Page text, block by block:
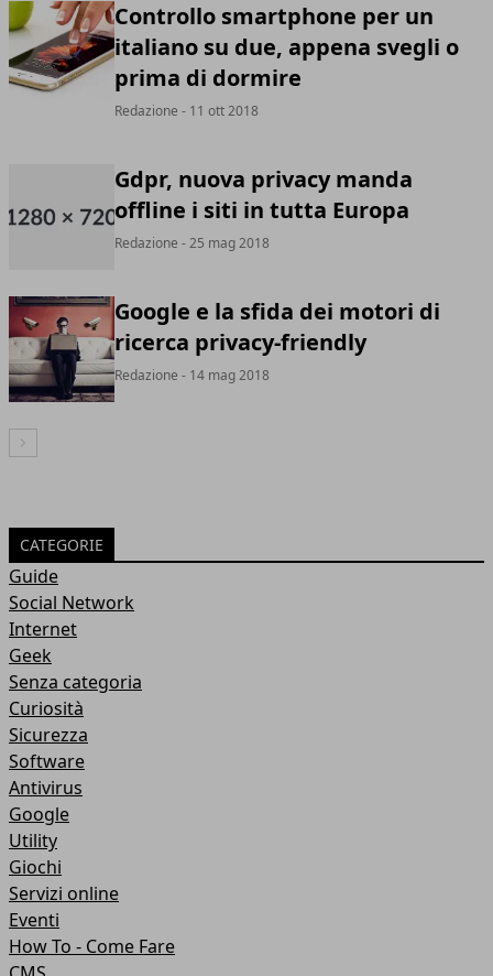
Controllo smartphone per un
italiano su due, appena svegli o
prima di dormire
Redazione - 11 ott 2018
Gdpr, nuova privacy manda
offline i siti in tutta Europa
Redazione - 25 mag 2018
Google e la sfida dei motori di
ricerca privacy-friendly
Redazione - 14 mag 2018
Articolo Successivo
CATEGORIE
Guide
Social Network
Internet
Geek
Senza categoria
Curiosità
Sicurezza
Software
Antivirus
Google
Utility
Giochi
Servizi online
Eventi
How To - Come Fare